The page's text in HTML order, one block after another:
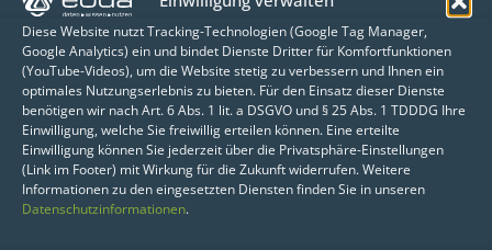
Diese Website nutzt Tracking-Technologien (Google Tag Manager,
Google Analytics) ein und bindet Dienste Dritter für Komfortfunktionen
(YouTube-Videos), um die Website stetig zu verbessern und Ihnen ein
optimales Nutzungserlebnis zu bieten. Für den Einsatz dieser Dienste
benötigen wir nach Art. 6 Abs. 1 lit. a DSGVO und § 25 Abs. 1 TDDDG Ihre
Einwilligung, welche Sie freiwillig erteilen können. Eine erteilte
Einwilligung können Sie jederzeit über die Privatsphäre-Einstellungen
(Link im Footer) mit Wirkung für die Zukunft widerrufen. Weitere
Informationen zu den eingesetzten Diensten finden Sie in unseren
Datenschutzinformationen.
R kann die Journalisten bei allen
notwendigen Schritten unterstützen. Von
Bezug der Daten, über verschiedenste
Quellen, die eigentliche Auswertung bis hin
zu einer ansprechenden Visualisierung.
eoda zeigt hier am Beispiel der Daten des
Zugmonitors wie man offene Daten für